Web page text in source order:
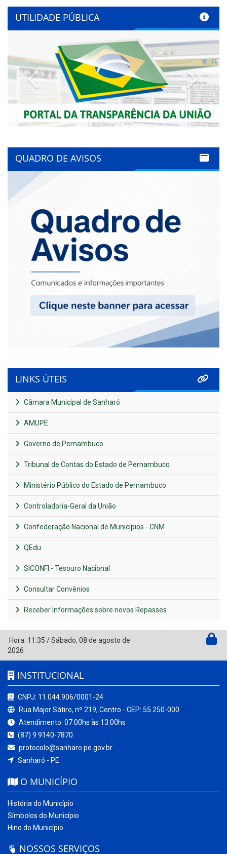
UTILIDADE PÚBLICA
Previous Next
QUADRO DE AVISOS
LINKS ÚTEIS
Câmara Municipal de Sanharó
AMUPE
Governo de Pernambuco
Tribunal de Contas do Estado de Pernambuco
Ministério Público do Estado de Pernambuco
Controladoria-Geral da União
Confederação Nacional de Municípios - CNM
QEdu
SICONFI - Tesouro Nacional
Consultar Convênios
Receber Informações sobre novos Repasses
Hora: 11:35 /Sábado, 08 de agosto de
2026
INSTITUCIONAL
CNPJ: 11.044.906/0001-24
Rua Major Sátiro, nº 219, Centro - CEP: 55.250-000
Atendimento: 07:00hs às 13:00hs
(87) 9 9140-7870
protocolo@sanharo.pe.gov.br
Sanharó - PE
O MUNICÍPIO
História do Município
Símbolos do Município
Hino do Município
NOSSOS SERVIÇOS